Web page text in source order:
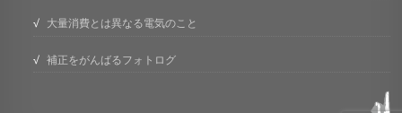
大量消費とは異なる電気のこと
補正をがんばるフォトログ